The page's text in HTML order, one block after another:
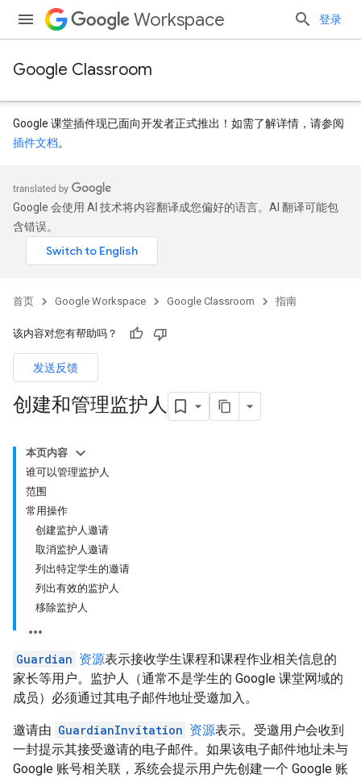
Workspace 登录
Google Classroom
Google 课堂插件现已面向开发者正式推出！如需了解详情，请参阅
插件文档。
Google 会使用 AI 技术将内容翻译成您偏好的语言。AI 翻译可能包
含错误。
首页 Google Workspace Google Classroom 指南
该内容对您有帮助吗？
发送反馈
创建和管理监护人
本页内容
谁可以管理监护人
范围
常用操作
创建监护人邀请
取消监护人邀请
列出特定学生的邀请
列出有效的监护人
移除监护人
Guardian 资源表示接收学生课程和课程作业相关信息的
家长等用户。监护人（通常不是学生的 Google 课堂网域的
成员）必须通过其电子邮件地址受邀加入。
邀请由 GuardianInvitation 资源表示。受邀用户会收到
一封提示其接受邀请的电子邮件。如果该电子邮件地址未与
Google 账号相关联，系统会提示用户先创建一个 Google 账